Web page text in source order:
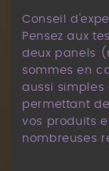
Conseil
Pensez aux
deux panels
sommes en
aussi simples
permettant
vos produits
nombreuses